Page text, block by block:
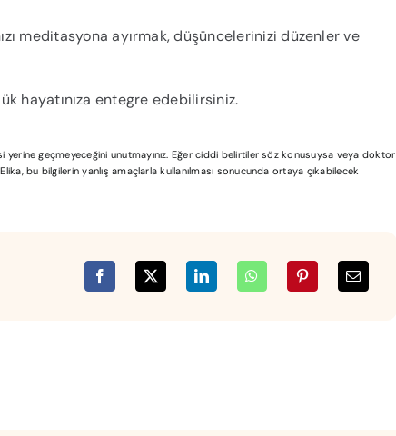
meditasyona ayırmak, düşüncelerinizi düzenler ve
hayatınıza entegre edebilirsiniz.
geçmeyeceğini unutmayınız. Eğer ciddi belirtiler söz konusuysa veya doktor
bu bilgilerin yanlış amaçlarla kullanılması sonucunda ortaya çıkabilecek